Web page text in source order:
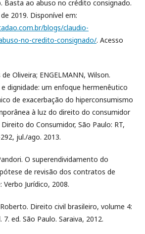
Basta ao abuso no crédito consignado.
2019. Disponível em:
blogs/claudio-
no-credito-consignado/. Acesso
Oliveira; ENGELMANN, Wilson.
dignidade: um enfoque hermenêutico
de exacerbação do hiperconsumismo
à luz do direito do consumidor
do Consumidor, São Paulo: RT,
jul./ago. 2013.
O superendividamento do
de revisão dos contratos de
Jurídico, 2008.
Roberto. Direito civil brasileiro, volume 4:
ed. São Paulo. Saraiva, 2012.